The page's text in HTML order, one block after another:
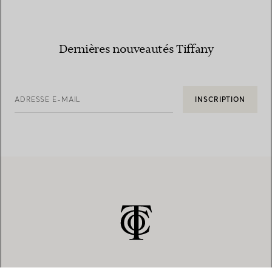
Dernières nouveautés Tiffany
ADRESSE E-MAIL INSCRIPTION